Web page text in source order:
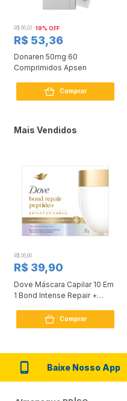
R$ 66,03 19% OFF
R$ 53,36
Donaren 50mg 60
Comprimidos Apsen
Comprar
Mais Vendidos
R$ 56,90
R$ 39,90
Dove Máscara Capilar 10 Em
1 Bond Intense Repair +
Comprar
Baixe Nosso App